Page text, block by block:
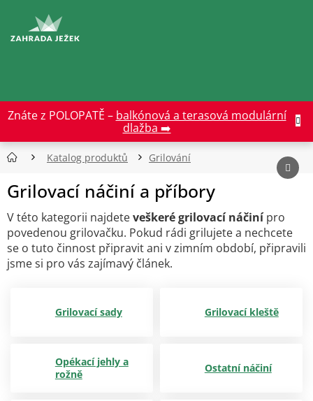
obsah
Znáte z POLOPATĚ – balkónová a terasová modulární
dlažba ➡️
Katalog produktů Grilování
Grilovací náčiní a příbory
V této kategorii najdeteveškeré grilovací náčinípro
povedenou grilovačku. Pokud rádi grilujete a nechcete
se o tuto činnost připravit ani v zimním období, připravili
jsme si pro vás zajímavý článek.
Grilovací sady Grilovací kleště
Opékací jehly a
rožně
Ostatní náčiní